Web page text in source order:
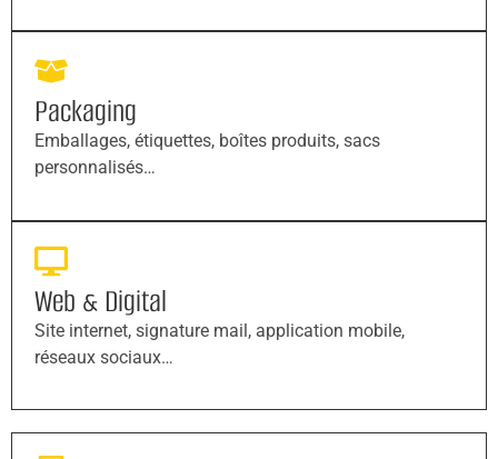
Packaging
Emballages, étiquettes, boîtes produits, sacs
personnalisés…
Web & Digital
Site internet, signature mail, application mobile,
réseaux sociaux…